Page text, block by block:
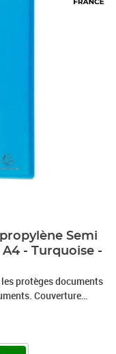
Semi
- Turquoise -
protèges documents
Couverture
transparence.